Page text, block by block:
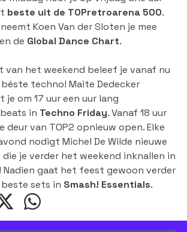
beste uit de TOPretroarena 500.
Koen Van der Sloten je mee
de Global Dance Chart.
van het weekend beleef je vanaf nu
techno! Maite Dedecker
je om 17 uur een uur lang
in Techno Friday. Vanaf 18 uur
deur van TOP2 opnieuw open. Elke
nodigt Michel De Wilde nieuwe
je verder het weekend inknallen in
! Nadien gaat het feest gewoon verder
sets in Smash! Essentials.